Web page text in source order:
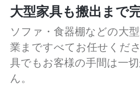
大型家具も搬出まで
ソファ・食器棚などの大
業まですべてお任せくだ
具でもお客様の手間は一
ん。